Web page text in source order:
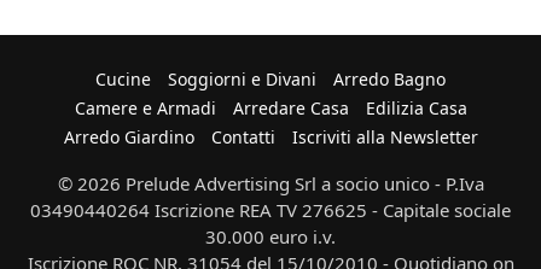
Cucine Soggiorni e Divani
Arredo Bagno
Camere e Armadi
Arredare Casa
Edilizia Casa
Arredo Giardino
Contatti Iscriviti alla Newsletter
© 2026 Prelude Advertising Srl a socio unico - P.Iva
03490440264 Iscrizione REA TV 276625 - Capitale sociale
30.000 euro i.v.
Iscrizione ROC NR. 31054 del 15/10/2010 - Quotidiano on